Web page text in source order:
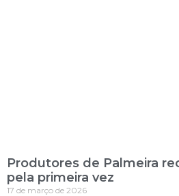
Produtores de Palmeira
pela primeira vez
17 de março de 2026